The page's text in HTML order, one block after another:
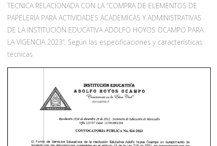
TECNICA RELACIONADA CON LA “COMPRA DE ELEMENTOS DE
PAPELERIA PARA ACTIVIDADES ACADEMICAS Y ADMINISTRATIVAS
DE LA INSTITUCIÓN EDUCATIVA ADOLFO HOYOS OCAMPO PARA
LA VIGENCIA 2023”. Según las especificaciones y características
técnicas